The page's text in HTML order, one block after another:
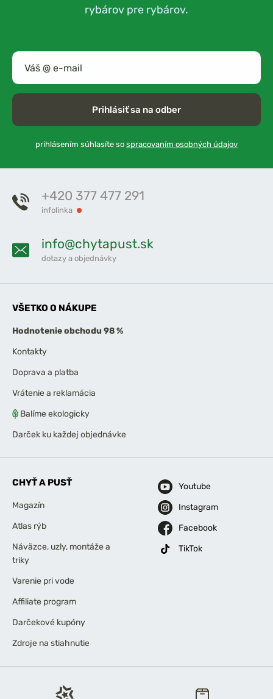
rybárov pre rybárov.
Prihlásiť sa na odber
prihlásením súhlasíte so spracovaním osobných údajov
+420 377 477 291
infolinka
info@chytapust.sk
dotazy a objednávky
VŠETKO O NÁKUPE
Hodnotenie obchodu 98 %
Kontakty
Doprava a platba
Vrátenie a reklamácia
Balíme ekologicky
Darček ku každej objednávke
CHYŤ A PUSŤ
Magazín
Atlas rýb
Náväzce, uzly, montáže a
triky
Varenie pri vode
Affiliate program
Darčekové kupóny
Zdroje na stiahnutie
Youtube
Instagram
Facebook
TikTok